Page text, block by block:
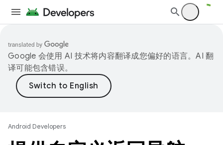
Google 会使用 AI 技术将内容翻译成您偏好的语言。AI 翻
译可能包含错误。
Android Developers